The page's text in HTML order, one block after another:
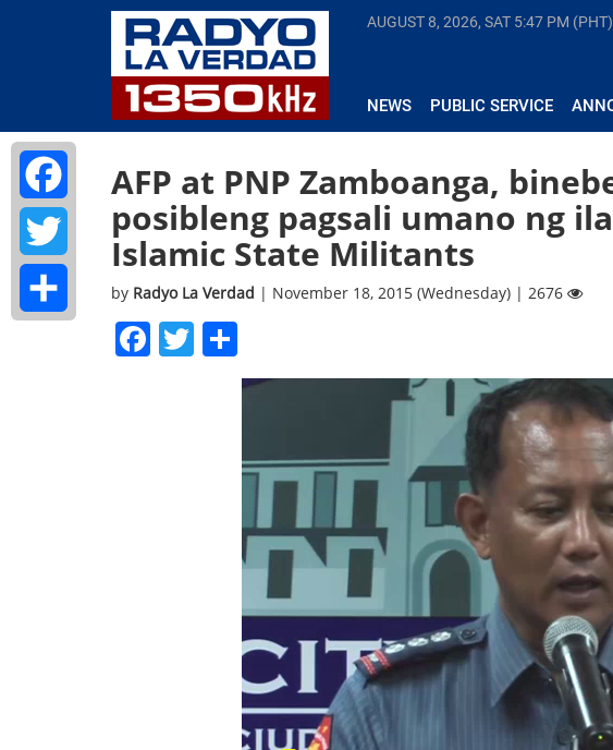
AUGUST 8, 2026, SAT 5:47 PM (PHT)
NEWS PUBLIC SERVICE
AFP at PNP Zamboanga,
posibleng pagsali umano ng
Islamic State Militants
by Radyo La Verdad | November 18, 2015 (Wednesday) | 2676
Facebook
Twitter
Facebook
Twitter